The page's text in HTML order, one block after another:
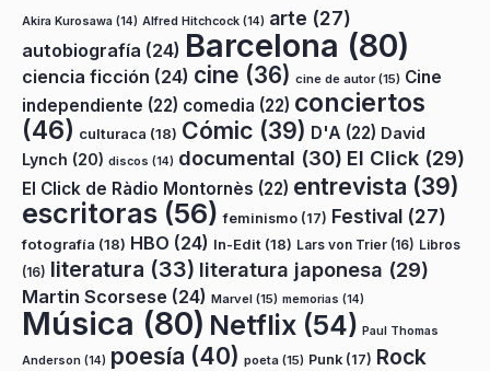
Akira Kurosawa (14) Alfred Hitchcock (14) arte (27)
autobiografía (24) Barcelona (80)
ciencia ficción (24) cine (36) cine de autor(15) Cine
independiente (22) comedia (22) conciertos
(46) culturaca (18) Cómic (39) D'A (22) David
Lynch (20) discos (14) documental (30) El Click (29)
El Click de Ràdio Montornès (22) entrevista (39)
escritoras (56) feminismo (17) Festival (27)
fotografía (18) HBO (24) In-Edit (18) Lars von Trier (16) Libros
(16) literatura (33) literatura japonesa (29)
Martin Scorsese (24) Marvel (15) memorias (14)
Música (80) Netflix (54) Paul Thomas
Anderson (14) poesía (40) poeta (15) Punk (17) Rock